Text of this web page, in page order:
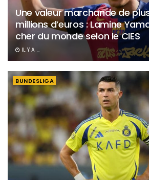
Une valeur marchande de
millions d’euros : Lamine
cher du monde selon le CIES
IL Y A _
BUNDESLIGA